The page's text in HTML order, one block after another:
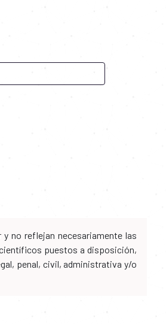
no reflejan necesariamente las
puestos a disposición,
penal, civil, administrativa y/o